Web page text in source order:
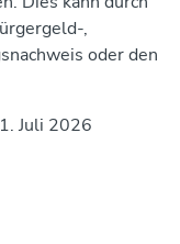
,
oder den
Juli 2026